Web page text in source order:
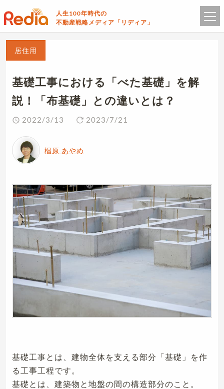
人生100年時代の
不動産戦略メディア「リディア」
居住用
基礎工事における「べた基礎」を解
説！「布基礎」との違いとは？
2022/3/13 2023/7/21
椙原 あやめ
基礎工事とは、建物全体を支える部分「基礎」を作
る工事工程です。
基礎とは、建築物と地盤の間の構造部分のこと。